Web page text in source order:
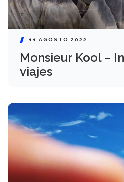
11 AGOSTO 2022
Monsieur Kool –
viajes